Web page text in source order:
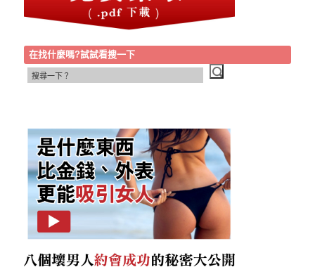
在找什麼嗎?試試看搜一下